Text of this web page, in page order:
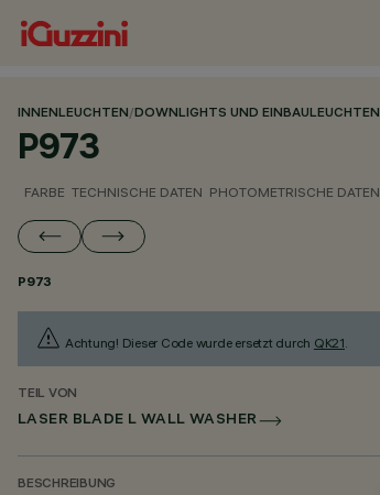
INNENLEUCHTEN/DOWNLIGHTS UND EINBAULEUCHTEN
P973
FARBE TECHNISCHE DATEN PHOTOMETRISCHE DATEN
P973
Achtung! Dieser Code wurde ersetzt durch QK21.
TEIL VON
LASER BLADE L WALL WASHER
BESCHREIBUNG